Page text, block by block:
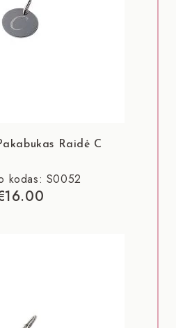
Raidė C
kodas: S0052
16.00